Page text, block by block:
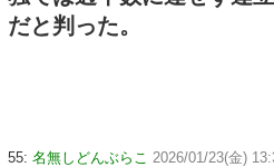
だと判った。
55: 名無しどんぶらこ 2026/01/23(金)